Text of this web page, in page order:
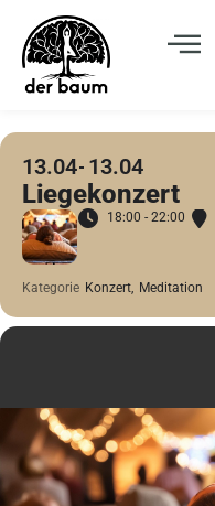
13.04 13.04
Liegekonzert
18:00 - 22:00
Kategorie Konzert, Meditation